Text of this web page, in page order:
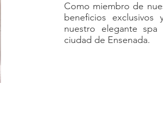
Como miembro de
beneficios exclusivos
nuestro elegante
ciudad de Ensenada.